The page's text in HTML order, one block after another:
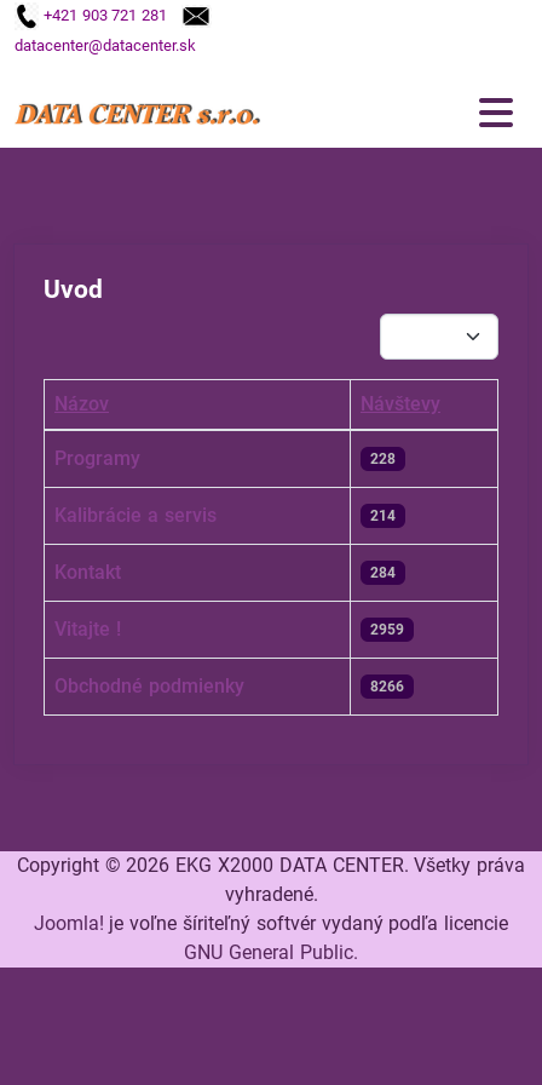
+421 903 721 281
datacenter@datacenter.sk
Uvod
Zobrazené položky
Názov Návštevy
Programy 228
Kalibrácie a servis 214
Kontakt 284
Vitajte ! 2959
Obchodné podmienky 8266
Copyright © 2026 EKG X2000 DATA CENTER. Všetky práva
vyhradené.
Joomla! je voľne šíriteľný softvér vydaný podľa licencie
GNU General Public.